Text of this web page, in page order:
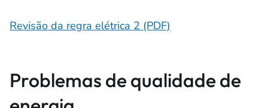
Revisão da regra elétrica 2 (PDF)
Problemas de qualidade de